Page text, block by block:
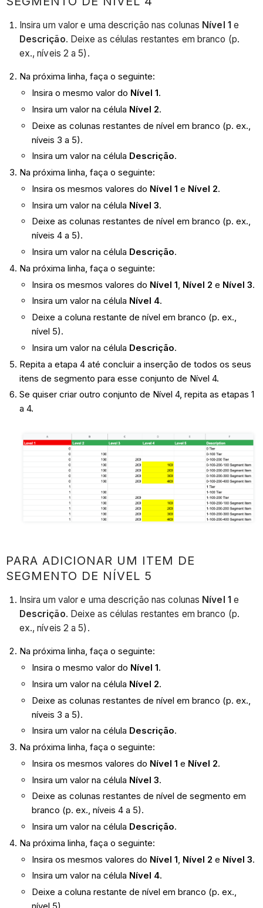
Insira um valor e uma descrição nas colunas Nível 1 e
Descrição. Deixe as células restantes em branco (p.
ex., níveis 2 a 5).
Na próxima linha, faça o seguinte:
Insira o mesmo valor do Nível 1.
Insira um valor na célula Nível 2.
Deixe as colunas restantes de nível em branco (p. ex.,
níveis 3 a 5).
Insira um valor na célula Descrição.
Na próxima linha, faça o seguinte:
Insira os mesmos valores do Nível 1 e Nível 2.
Insira um valor na célula Nível 3.
Deixe as colunas restantes de nível em branco (p. ex.,
níveis 4 a 5).
Insira um valor na célula Descrição.
Na próxima linha, faça o seguinte:
Insira os mesmos valores do Nível 1 Nível 2 e Nível 3.
Insira um valor na célula Nível 4.
Deixe a coluna restante de nível em branco (p. ex.,
nível 5).
Insira um valor na célula Descrição.
Repita a etapa 4 até concluir a inserção de todos os seus
itens de segmento para esse conjunto de Nível 4.
Se quiser criar outro conjunto de Nível 4, repita as etapas 1
a 4.
PARA ADICIONAR UM ITEM DE
SEGMENTO DE NÍVEL 5
Insira um valor e uma descrição nas colunas Nível 1 e
Descrição. Deixe as células restantes em branco (p.
ex., níveis 2 a 5).
Na próxima linha, faça o seguinte:
Insira o mesmo valor do Nível 1.
Insira um valor na célula Nível 2.
Deixe as colunas restantes de nível em branco (p. ex.,
níveis 3 a 5).
Insira um valor na célula Descrição.
Na próxima linha, faça o seguinte:
Insira os mesmos valores do Nível 1 e Nível 2.
Insira um valor na célula Nível 3.
Deixe as colunas restantes de nível de segmento em
branco (p. ex., níveis 4 a 5).
Insira um valor na célula Descrição.
Na próxima linha, faça o seguinte:
Insira os mesmos valores do Nível 1 Nível 2 e Nível 3.
Insira um valor na célula Nível 4.
Deixe a coluna restante de nível em branco (p. ex.,